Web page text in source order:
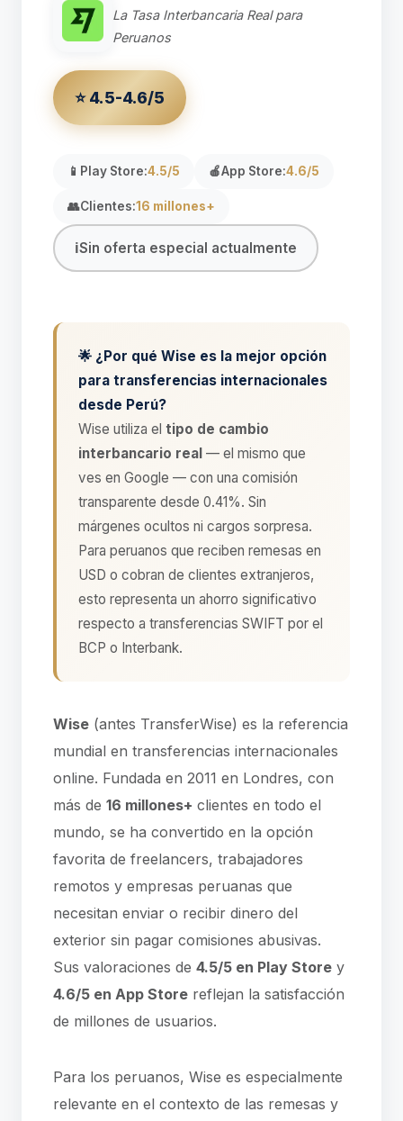
La Tasa Interbancaria Real para
Peruanos
⭐ 4.5-4.6/5
📱 Play Store:4.5/5 🍎App Store:4.6/5
👥Clientes:16 millones+
ℹ️Sin oferta especial actualmente
🌟 ¿Por qué Wise es la mejor opción
para transferencias internacionales
desde Perú?
Wise utiliza el tipo de cambio
interbancario real — el mismo que
ves en Google — con una comisión
transparente desde 0.41%. Sin
márgenes ocultos ni cargos sorpresa.
Para peruanos que reciben remesas en
USD o cobran de clientes extranjeros,
esto representa un ahorro significativo
respecto a transferencias SWIFT por el
BCP o Interbank.
Wise (antes TransferWise) es la referencia
mundial en transferencias internacionales
online. Fundada en 2011 en Londres, con
más de 16 millones+ clientes en todo el
mundo, se ha convertido en la opción
favorita de freelancers, trabajadores
remotos y empresas peruanas que
necesitan enviar o recibir dinero del
exterior sin pagar comisiones abusivas.
Sus valoraciones de 4.5/5 en Play Store y
4.6/5 en App Store reflejan la satisfacción
de millones de usuarios.
Para los peruanos, Wise es especialmente
relevante en el contexto de las remesas y